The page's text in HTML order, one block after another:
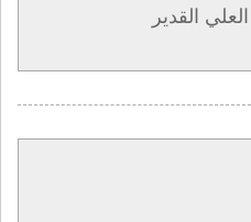
القدير